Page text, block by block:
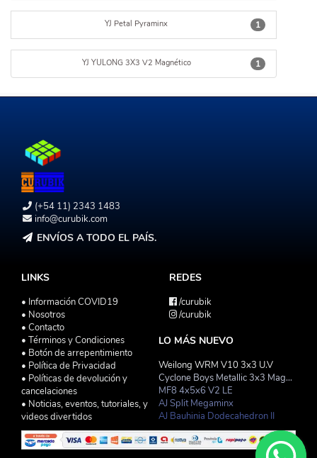
1
YJ Petal Pyraminx
1
YJ YULONG 3X3 V2 Magnético
(+54 11) 2343 1483
info@curubik.com
ENVÍOS A TODO EL PAÍS.
LINKS
• Información COVID19
• Nosotros
• Contacto
• Términos y Condiciones
• Botón de arrepentimiento
• Política de Privacidad
• Políticas de devolución y
cancelaciones
• Noticias, eventos, tutoriales, y
videos divertidos
REDES
/curubik
/curubik
LO MÁS NUEVO
Weilong WRM V10 3x3 U.V
Cyclone Boys Metallic 3x3 Magnetico Macaron
MF8 4x5x6 V2 LE
AJ Split Megaminx
AJ Bauhinia Dodecahedron II